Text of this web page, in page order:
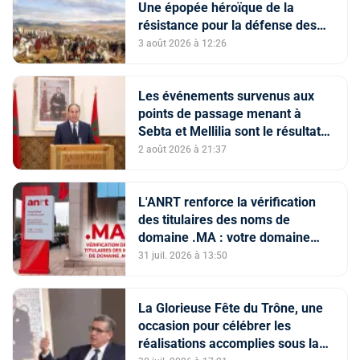
Une épopée héroïque de la
résistance pour la défense des
constantes nationales
3 août 2026 à 12:26
Les événements survenus aux
points de passage menant à
Sebta et Mellilia sont le résultat
de facteurs intriqués, dont
numérique et la diffusion
d'informations trompeuses
(Porte-parole du ministère de
l'Intérieur)
2 août 2026 à 21:37
L'ANRT renforce la vérification
des titulaires des noms de
domaine .MA : votre domaine
est-il en ServerHold ?
31 juil. 2026 à 13:50
La Glorieuse Fête du Trône, une
occasion pour célébrer les
réalisations accomplies sous la